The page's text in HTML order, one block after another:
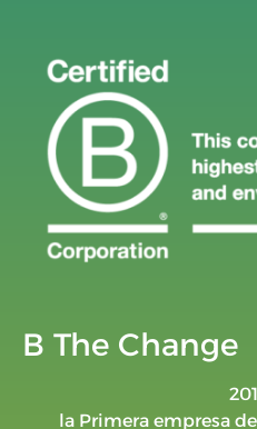
B The Change
la Primera empresa